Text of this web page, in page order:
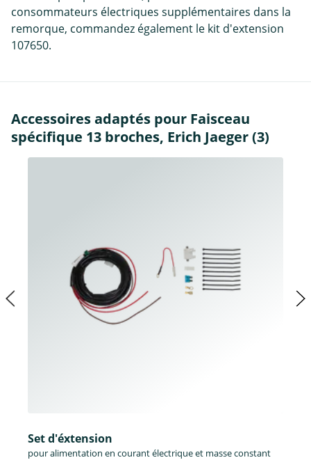
consommateurs électriques supplémentaires dans la
remorque, commandez également le kit d'extension
107650.
Accessoires adaptés pour Faisceau
spécifique 13 broches, Erich Jaeger (3)
Set d'éxtension
pour alimentation en courant électrique et masse constant